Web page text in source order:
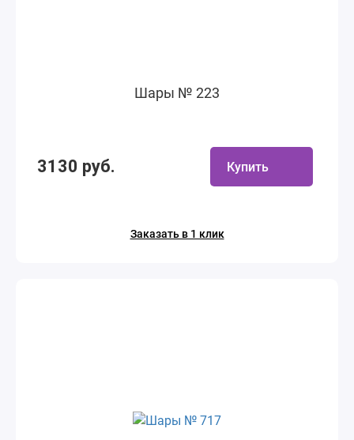
Шары № 223
3130 руб. Купить
Заказать в 1 клик